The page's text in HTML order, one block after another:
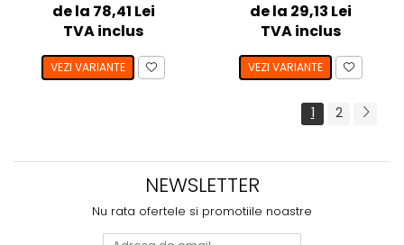
de la 78,41 Lei
TVA inclus
VEZI VARIANTE
de la 29,13 Lei
TVA inclus
VEZI VARIANTE
1 2
NEWSLETTER
Nu rata ofertele si promotiile noastre